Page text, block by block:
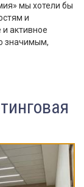
мы хотели бы
и
активное
значимым,